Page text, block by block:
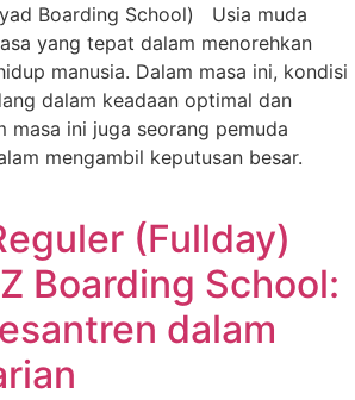
Boarding School) Usia muda
yang tepat dalam menorehkan
manusia. Dalam masa ini, kondisi
dalam keadaan optimal dan
masa ini juga seorang pemuda
mengambil keputusan besar.
(Fullday)
Boarding School:
dalam